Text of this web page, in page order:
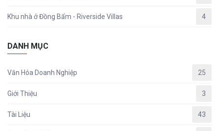
Khu nhà ở Đồng Bẩm - Riverside Villas 4
DANH MỤC
Văn Hóa Doanh Nghiệp 25
Giới Thiệu 3
Tài Liệu 43